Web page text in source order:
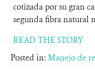
cotizada por su gran
segunda fibra natural
READ THE STORY
Posted in: Manejo de